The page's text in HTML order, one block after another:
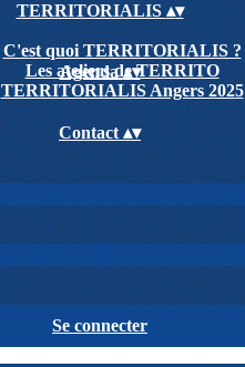
TERRITORIALIS▴▾
C'est quoi TERRITORIALIS ?
Les ateliers de TERRITO
TERRITORIALIS Angers 2025
Agenda▴▾
Contact▴▾
Se connecter